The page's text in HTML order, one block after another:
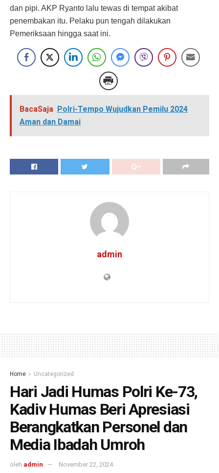
dan pipi. AKP Ryanto lalu tewas di tempat akibat
penembakan itu. Pelaku pun tengah dilakukan
Pemeriksaan hingga saat ini.
BacaSaja Polri-Tempo Wujudkan Pemilu 2024
Aman dan Damai
admin
Home Uncategorized
Hari Jadi Humas Polri Ke-73,
Kadiv Humas Beri Apresiasi
Berangkatkan Personel dan
Media Ibadah Umroh
oleh admin November 22, 2024